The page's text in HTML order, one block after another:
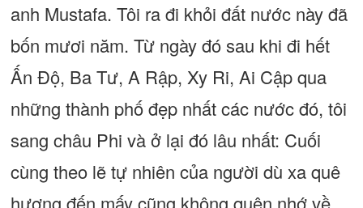
anh Mustafa. Tôi ra đi khỏi đất nước này đã
bốn mươi năm. Từ ngày đó sau khi đi hết
Ấn Độ, Ba Tư, A Rập, Xy Ri, Ai Cập qua
những thành phố đẹp nhất các nước đó, tôi
sang châu Phi và ở lại đó lâu nhất: Cuối
cùng theo lẽ tự nhiên của người dù xa quê
hương đến mấy cũng không quên nhớ về